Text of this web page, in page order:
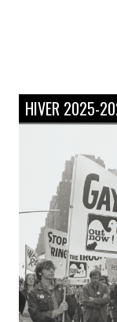
HIVER 2025-